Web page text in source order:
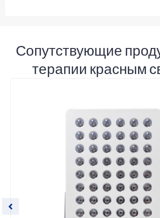
Сопутствующие
терапии красным